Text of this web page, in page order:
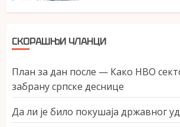
СКОРАШЊИ ЧЛАНЦИ
План за дан после — Како НВО
забрану српске деснице
Да ли је било покушаја државног